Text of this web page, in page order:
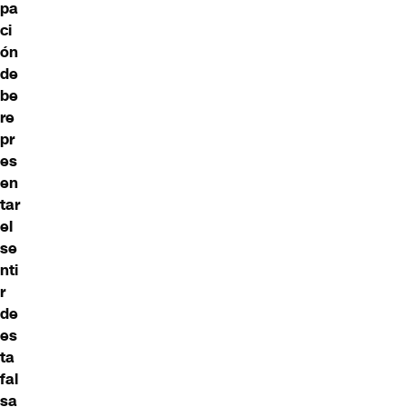
pa
ci
ón
de
be
re
pr
es
en
tar
el
se
nti
r
de
es
ta
fal
sa